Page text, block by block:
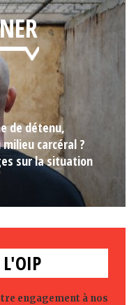
de détenu,
carcéral ?
sur la situation
L'OIP
engagement à nos